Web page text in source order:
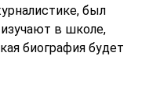
был
в школе,
биография будет